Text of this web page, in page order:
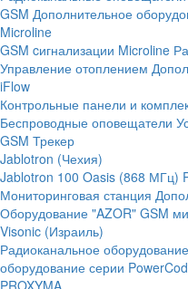
GSM Дополнительное
Microline
GSM cигнализации Microline
Управление отоплением
iFlow
Контрольные панели и
Беспроводные оповещатели
GSM Трекер
Jablotron (Чехия)
Jablotron 100 Oasis (868 МГц)
Мониторинговая станция
Оборудование "AZOR" GSM
Visonic (Израиль)
Радиоканальное
оборудование серии